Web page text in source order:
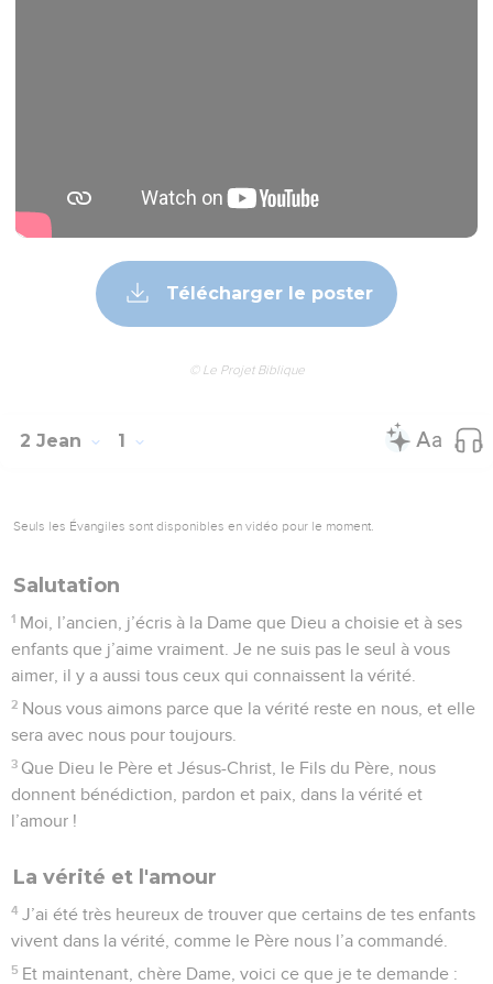
Télécharger le poster
© Le Projet Biblique
2 Jean 1
Seuls les Évangiles sont disponibles en vidéo pour le moment.
Salutation
1 Moi, l’ancien, j’écris à la Dame que Dieu a choisie et à ses
enfants que j’aime vraiment. Je ne suis pas le seul à vous
aimer, il y a aussi tous ceux qui connaissent la vérité.
2 Nous vous aimons parce que la vérité reste en nous, et elle
sera avec nous pour toujours.
3 Que Dieu le Père et Jésus-Christ, le Fils du Père, nous
donnent bénédiction, pardon et paix, dans la vérité et
l’amour !
La vérité et l'amour
4 J’ai été très heureux de trouver que certains de tes enfants
vivent dans la vérité, comme le Père nous l’a commandé.
5 Et maintenant, chère Dame, voici ce que je te demande :